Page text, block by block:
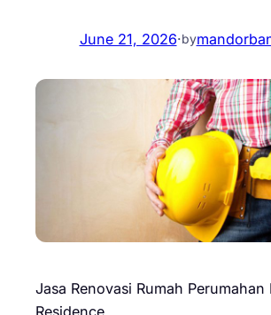
June 21, 2026·by
Jasa Renovasi Rumah Perumahan